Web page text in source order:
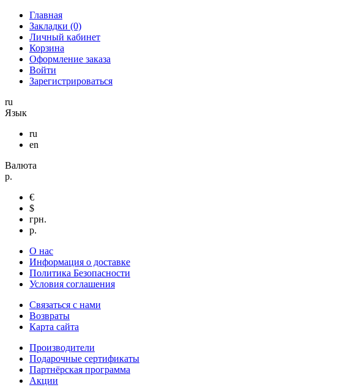
Главная
Закладки (0)
Личный кабинет
Корзина
Оформление заказа
Войти
Зарегистрироваться
ru
Язык
ru
en
Валюта
р.
€
$
грн.
р.
О нас
Информация о доставке
Политика Безопасности
Условия соглашения
Связаться с нами
Возвраты
Карта сайта
Производители
Подарочные сертификаты
Партнёрская программа
Акции